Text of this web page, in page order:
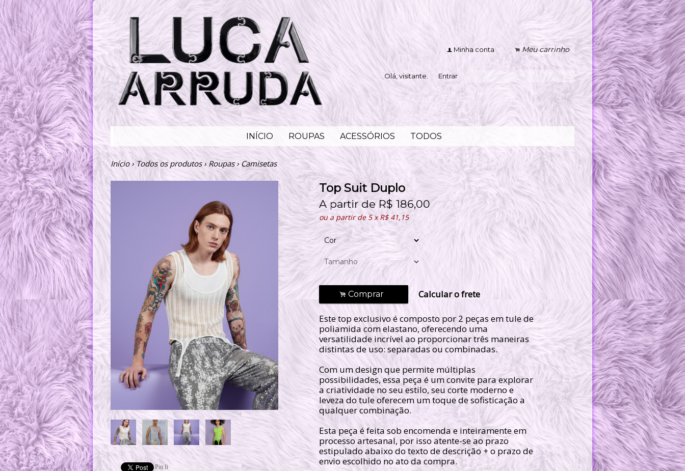
f Minha conta . Meu carrinho
Olá, visitante. Entrar s
INÍCIO ROUPAS ACESSÓRIOS TODOS
Início › Todos os produtos › Roupas › Camisetas
Pin It
Top Suit Duplo
A partir deR$ 186,00
ou a partir de5 x R$ 41,15
. Comprar Calcular o frete
Este top exclusivo é composto por 2 peças em tule de
poliamida com elastano, oferecendo uma
versatilidade incrível ao proporcionar três maneiras
distintas de uso: separadas ou combinadas.
Com um design que permite múltiplas
possibilidades, essa peça é um convite para explorar
a criatividade no seu estilo, seu corte moderno e
leveza do tule oferecem um toque de sofisticação a
qualquer combinação.
Esta peça é feita sob encomenda e inteiramente em
processo artesanal, por isso atente-se ao prazo
estipulado abaixo do texto de descrição + o prazo de
envio escolhido no ato da compra.